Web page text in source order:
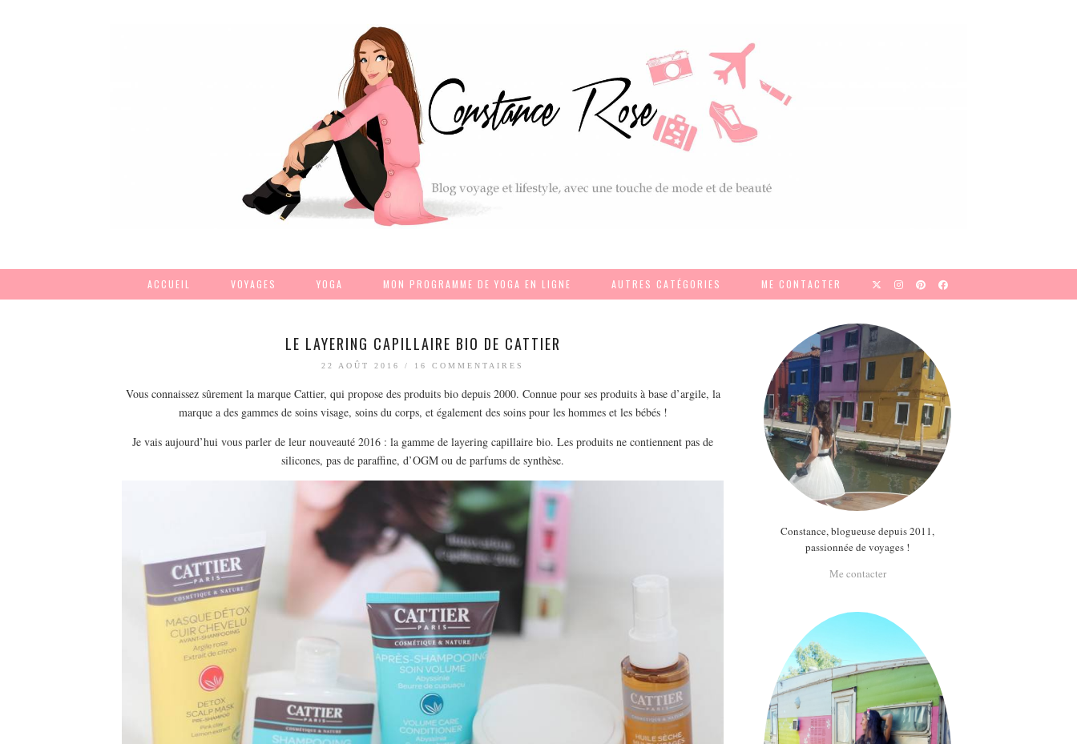
ACCUEIL VOYAGES YOGA MON PROGRAMME DE YOGA EN LIGNE AUTRES CATÉGORIES ME CONTACTER
LE LAYERING CAPILLAIRE BIO DE CATTIER
22 AOÛT 2016 / 16 COMMENTAIRES
Vous connaissez sûrement la marque Cattier, qui propose des produits bio depuis 2000. Connue pour ses produits à base d’argile, la
marque a des gammes de soins visage, soins du corps, et également des soins pour les hommes et les bébés !
Je vais aujourd’hui vous parler de leur nouveauté 2016 : la gamme de layering capillaire bio. Les produits ne contiennent pas de
silicones, pas de paraffine, d’OGM ou de parfums de synthèse.
Constance, blogueuse depuis 2011,
passionnée de voyages !
Me contacter